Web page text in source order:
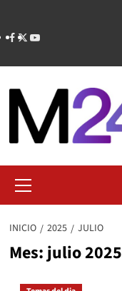
contenido
primario
INICIO 2025 JULIO
Mes:julio 2025